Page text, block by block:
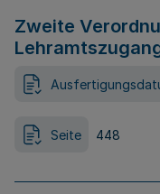
Zweite
Seite 448